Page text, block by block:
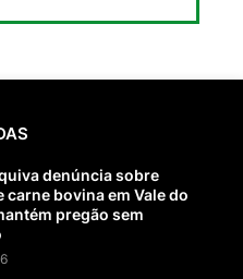
denúncia sobre
carne bovina em Vale do
pregão sem